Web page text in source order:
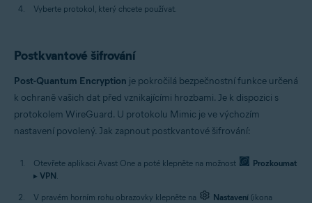
Vyberte protokol, který chcete používat.
Postkvantové šifrování
Post-Quantum Encryption je pokročilá bezpečnostní funkce určená
k ochraně vašich dat před vznikajícími hrozbami. Je k dispozici s
protokolem WireGuard. U protokolu Mimic je ve výchozím
nastavení povolený. Jak zapnout postkvantové šifrování:
Otevřete aplikaci Avast One a poté klepněte na možnost
Prozkoumat
▸ VPN.
V pravém horním rohu obrazovky klepněte na Nastavení (ikona